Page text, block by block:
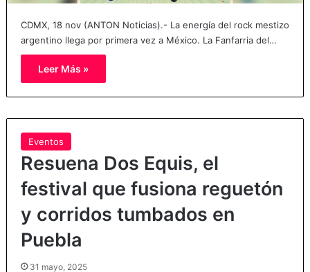
CDMX, 18 nov (ANTON Noticias).- La energía del rock mestizo
argentino llega por primera vez a México. La Fanfarria del…
Leer Más »
Eventos
Resuena Dos Equis, el
festival que fusiona reguetón
y corridos tumbados en
Puebla
31 mayo, 2025